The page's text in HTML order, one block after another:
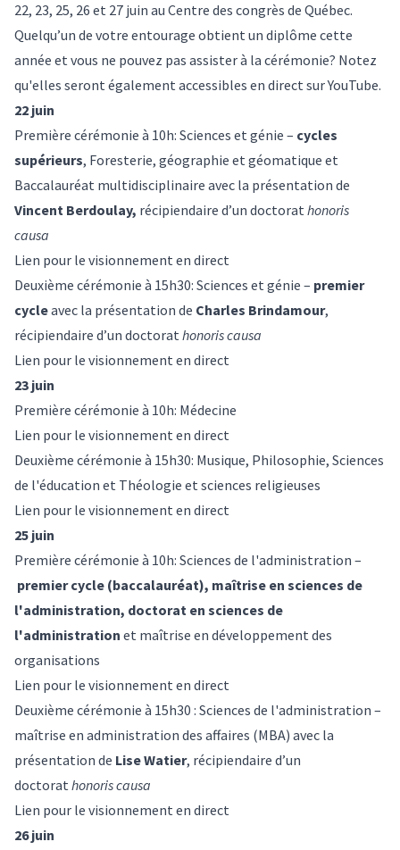
22, 23, 25, 26 et 27 juin au Centre des congrès de Québec.
Quelqu’un de votre entourage obtient un diplôme cette
année et vous ne pouvez pas assister à la cérémonie? Notez
qu'elles seront également accessibles en direct sur YouTube.
22 juin
Première cérémonie à 10h: Sciences et génie – cycles
supérieurs, Foresterie, géographie et géomatique et
Baccalauréat multidisciplinaire avec la présentation de
Vincent Berdoulay, récipiendaire d’un doctorat honoris
causa
Lien pour le visionnement en direct
Deuxième cérémonie à 15h30: Sciences et génie – premier
cycleavec la présentation de Charles Brindamour,
récipiendaire d’un doctorat honoris causa
Lien pour le visionnement en direct
23 juin
Première cérémonie à 10h: Médecine
Lien pour le visionnement en direct
Deuxième cérémonie à 15h30: Musique, Philosophie, Sciences
de l'éducation et Théologie et sciences religieuses
Lien pour le visionnement en direct
25 juin
Première cérémonie à 10h: Sciences de l'administration –
premier cycle (baccalauréat), maîtrise en sciences de
l'administration, doctorat en sciences de
l'administration et maîtrise en développement des
organisations
Lien pour le visionnement en direct
Deuxième cérémonie à 15h30 : Sciences de l'administration –
maîtrise en administration des affaires (MBA) avec la
présentation de Lise Watier, récipiendaire d’un
doctorat honoris causa
Lien pour le visionnement en direct
26 juin